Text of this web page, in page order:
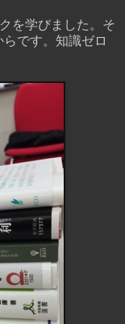
を学びました。そ
です。知識ゼロ